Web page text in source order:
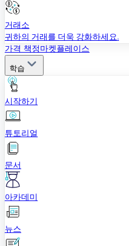
거래소
귀하의 거래를 더욱 강화하세요.
가격 책정 마켓플레이스
학습
시작하기
튜토리얼
문서
아카데미
뉴스